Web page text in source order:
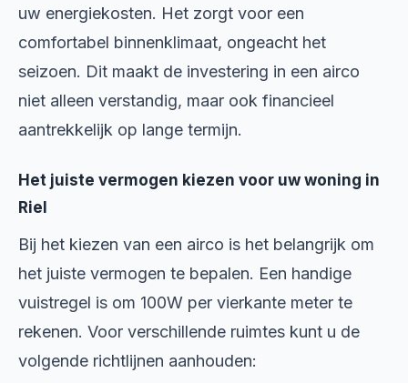
uw energiekosten. Het zorgt voor een
comfortabel binnenklimaat, ongeacht het
seizoen. Dit maakt de investering in een airco
niet alleen verstandig, maar ook financieel
aantrekkelijk op lange termijn.
Het juiste vermogen kiezen voor uw woning in
Riel
Bij het kiezen van een airco is het belangrijk om
het juiste vermogen te bepalen. Een handige
vuistregel is om 100W per vierkante meter te
rekenen. Voor verschillende ruimtes kunt u de
volgende richtlijnen aanhouden: